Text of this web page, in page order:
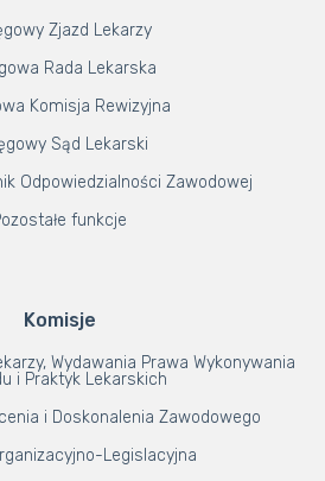
Zjazd Lekarzy
Rada Lekarska
Komisja Rewizyjna
Sąd Lekarski
Odpowiedzialności Zawodowej
funkcje
Komisje
Wydawania Prawa Wykonywania
i Praktyk Lekarskich
i Doskonalenia Zawodowego
Legislacyjna